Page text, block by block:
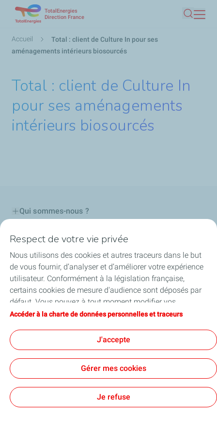
contenu
principal
TotalEnergies
Direction France
Fil
d'Ariane
Accueil
Total : client de Culture In pour ses
aménagements intérieurs biosourcés
Total : client de Culture In
pour ses aménagements
intérieurs biosourcés
Qui sommes-nous ?
Notre ancrage territorial
Financer les entreprises
Soutenir les projets industriels
Accompagner à l'international
Nos actualités
ContactAccessibilité : partiellement conformeCookies
TotalEnergies 2026
Respect de votre vie privée
Nous utilisons des cookies et autres traceurs dans le but
de vous fournir, d’analyser et d’améliorer votre expérience
utilisateur. Conformément à la législation française,
certains cookies de mesure d'audience sont déposés par
défaut. Vous pouvez à tout moment modifier vos
paramètres de cookies en cliquant sur le bouton « Gérer
vous acceptez le dépôt de l’ensemble des cookies. Dans le
cas où vous cliquez sur « Je refuse », seuls les cookies
techniques nécessaires au bon fonctionnement du site
seront utilisés. Pour plus d’informations, vous pouvez
traceurs ».
Accéder à la charte de données personnelles et traceurs
J'accepte
Gérer mes cookies
Je refuse